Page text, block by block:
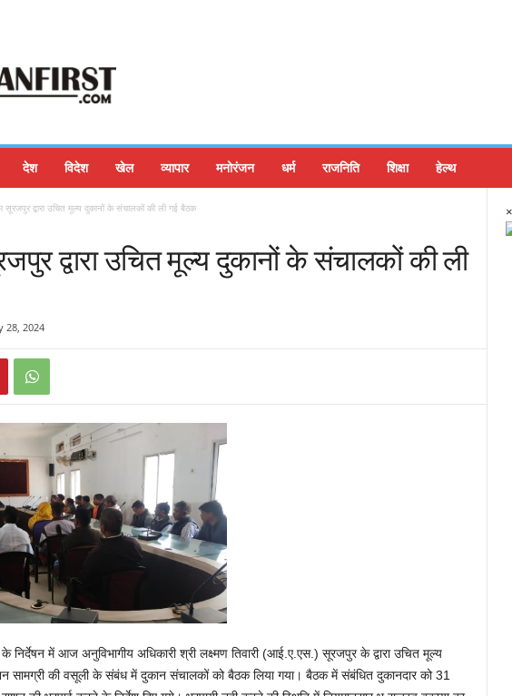
देश विदेश खेल व्यापार मनोरंजन धर्म राजनिति शिक्षा हेल्थ
सूरजपुर द्वारा उचित मूल्य दुकानों के संचालकों की ली गई बैठक
द्वारा उचित मूल्य दुकानों के संचालकों की ली
28, 2024
निर्देषन में आज अनुविभागीय अधिकारी श्री लक्ष्मण तिवारी (आई.ए.एस.) सूरजपुर के द्वारा उचित मूल्य
सामग्री की वसूली के संबंध में दुकान संचालकों को बैठक लिया गया। बैठक में संबंधित दुकानदार को 31
×